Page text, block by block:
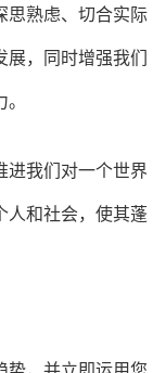
思熟虑、切合实际
展，同时增强我们
进我们对一个世界
人和社会，使其蓬